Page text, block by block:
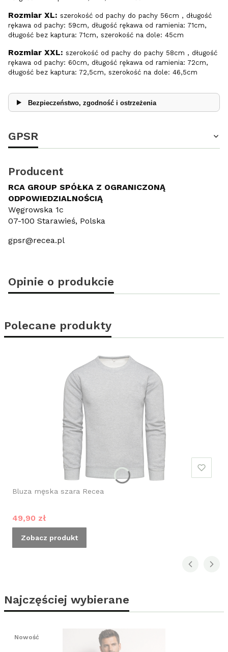
Rozmiar XL: szerokość od pachy do pachy 56cm , długość
rękawa od pachy: 59cm, długość rękawa od ramienia: 71cm,
długość bez kaptura: 71cm, szerokość na dole: 45cm
Rozmiar XXL: szerokość od pachy do pachy 58cm , długość
rękawa od pachy: 60cm, długość rękawa od ramienia: 72cm,
długość bez kaptura: 72,5cm, szerokość na dole: 46,5cm
Bezpieczeństwo, zgodność i ostrzeżenia
GPSR
Producent
RCA GROUP SPÓŁKA Z OGRANICZONĄ
ODPOWIEDZIALNOŚCIĄ
Węgrowska 1c
07-100 Starawieś, Polska
gpsr@recea.pl
Opinie o produkcie
Polecane produkty
Bluza męska szara Recea
Cena promocyjna
49,90 zł
Zobacz produkt
Najczęściej wybierane
Nowość